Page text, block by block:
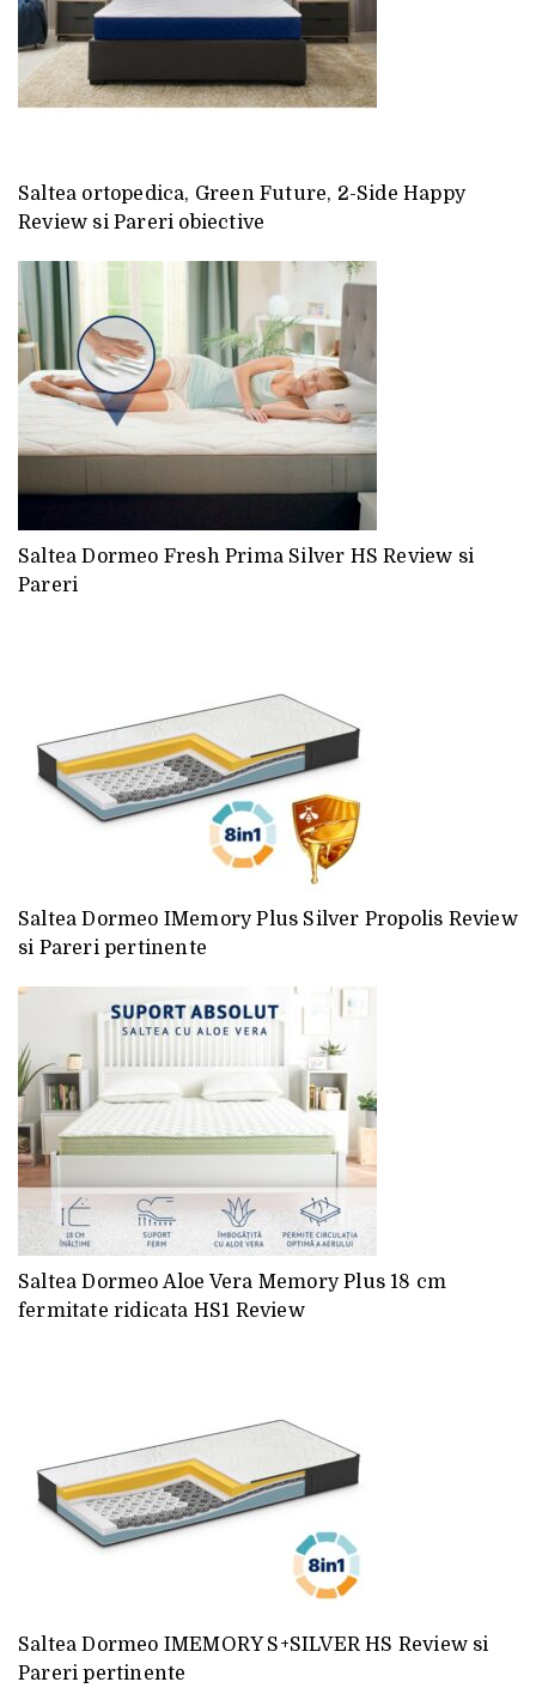
Saltea ortopedica, Green Future, 2-Side Happy
Review si Pareri obiective
Saltea Dormeo Fresh Prima Silver HS Review si
Pareri
Saltea Dormeo IMemory Plus Silver Propolis Review
si Pareri pertinente
Saltea Dormeo Aloe Vera Memory Plus 18 cm
fermitate ridicata HS1 Review
Saltea Dormeo IMEMORY S+SILVER HS Review si
Pareri pertinente